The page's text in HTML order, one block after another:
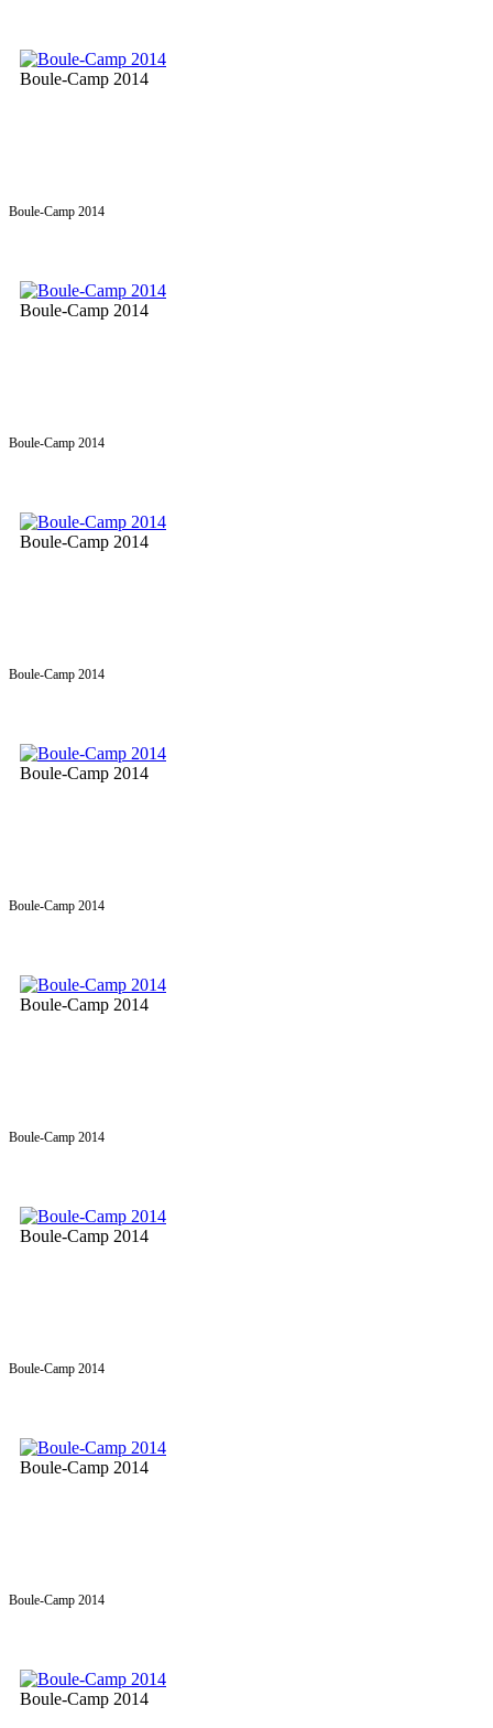
Boule-Camp 2014
Boule-Camp 2014
Boule-Camp 2014
Boule-Camp 2014
Boule-Camp 2014
Boule-Camp 2014
Boule-Camp 2014
Boule-Camp 2014
Boule-Camp 2014
Boule-Camp 2014
Boule-Camp 2014
Boule-Camp 2014
Boule-Camp 2014
Boule-Camp 2014
Boule-Camp 2014